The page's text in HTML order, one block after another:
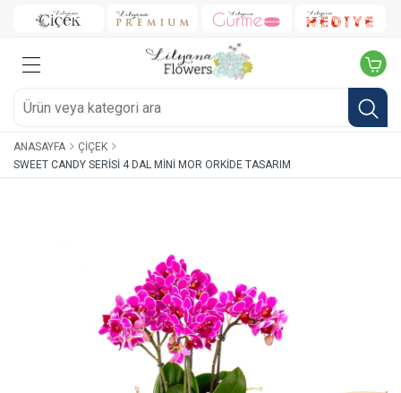
ANASAYFA
ÇIÇEK
SWEET CANDY SERISI 4 DAL MINI MOR ORKIDE TASARIM